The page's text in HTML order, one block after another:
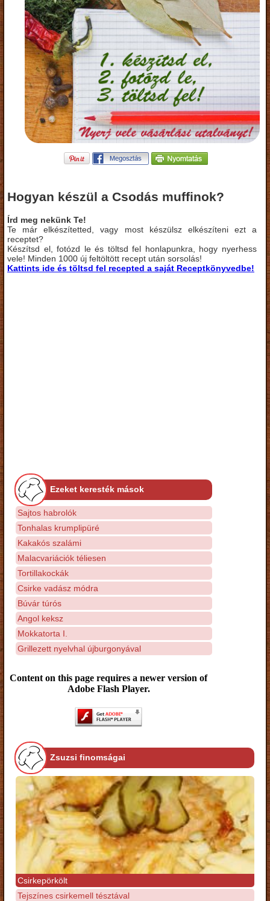
Hogyan készül a Csodás muffinok?
Írd meg nekünk Te!
Te már elkészítetted, vagy most készülsz elkészíteni ezt a
receptet?
Készítsd el, fotózd le és töltsd fel honlapunkra, hogy nyerhess
vele! Minden 1000 új feltöltött recept után sorsolás!
Kattints ide és töltsd fel recepted a saját Receptkönyvedbe!
Ezeket keresték mások
Sajtos habrolók
Tonhalas krumplipüré
Kakakós szalámi
Malacvariációk téliesen
Tortillakockák
Csirke vadász módra
Búvár túrós
Angol keksz
Mokkatorta I.
Grillezett nyelvhal újburgonyával
Content on this page requires a newer version of
Adobe Flash Player.
Zsuzsi finomságai
Csirkepörkölt
Tejszínes csirkemell tésztával